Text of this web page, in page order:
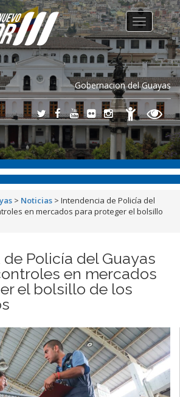
Gobernacion del Guayas
Toggle
navigation
> Noticias > Intendencia de Policía del
en mercados para proteger el bolsillo
Policía del Guayas
en mercados
el bolsillo de los